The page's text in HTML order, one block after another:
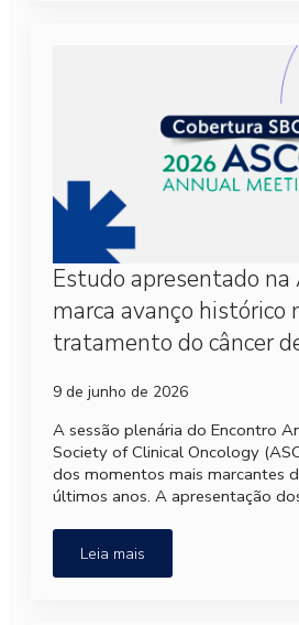
Estudo apresentado
marca avanço histórico
tratamento do câncer
9 de junho de 2026
A sessão plenária do Encontro
Society of Clinical Oncology
dos momentos mais marcantes
últimos anos. A apresentação
Leia mais